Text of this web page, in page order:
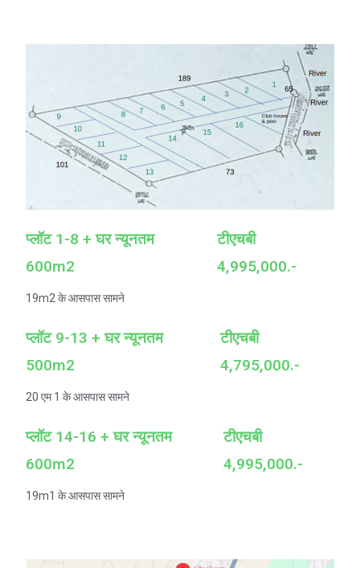
प्लॉट 1-8 + घर न्यूनतम
600m2
टीएचबी
4,995,000.-
19m2 के आसपास सामने
प्लॉट 9-13 + घर न्यूनतम
500m2
टीएचबी
4,795,000.-
20 एम 1 के आसपास सामने
प्लॉट 14-16 + घर न्यूनतम
600m2
टीएचबी
4,995,000.-
19m1 के आसपास सामने